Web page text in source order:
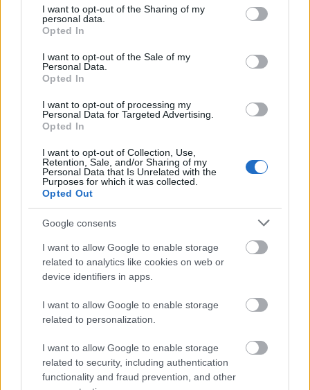
not limited to your visit or usage behaviour. You may click to
grant or deny consent to Google and its third-party tags to
use your data for below specified purposes in below Google
consent section.
I want to opt-out of the Sharing of my
personal data.
Opted In
I want to opt-out of the Sale of my
Personal Data.
Opted In
I want to opt-out of processing my
Personal Data for Targeted Advertising.
Opted In
I want to opt-out of Collection, Use,
Retention, Sale, and/or Sharing of my
Personal Data that Is Unrelated with the
Purposes for which it was collected.
Opted Out
Google consents
I want to allow Google to enable storage
related to analytics like cookies on web or
device identifiers in apps.
I want to allow Google to enable storage
related to personalization.
I want to allow Google to enable storage
related to security, including authentication
functionality and fraud prevention, and other
aciasto
Ciekawostki
bajońskie sumy— Pochodzenie wyrażenia
biustonosz
— Pochodzenie wyrazu
słowo/obraz terytoria— Najdziwniejsza nazwa polskiego
wydawnictwa
Mogą Cię zainteresować również hasła
zgłoskotwórczy
ork
szekla
homonimia